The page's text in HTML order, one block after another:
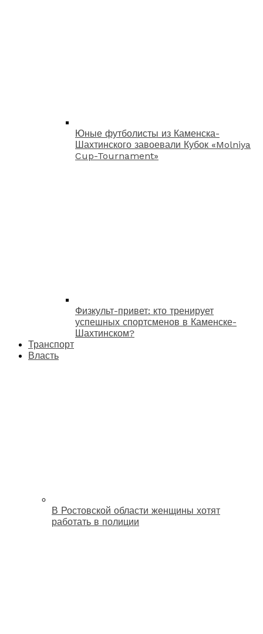
Юные футболисты из Каменска-
Шахтинского завоевали Кубок «Molniya
Cup-Tournament»
Физкульт-привет: кто тренирует
успешных спортсменов в Каменске-
Шахтинском?
Транспорт
Власть
В Ростовской области женщины хотят
работать в полиции